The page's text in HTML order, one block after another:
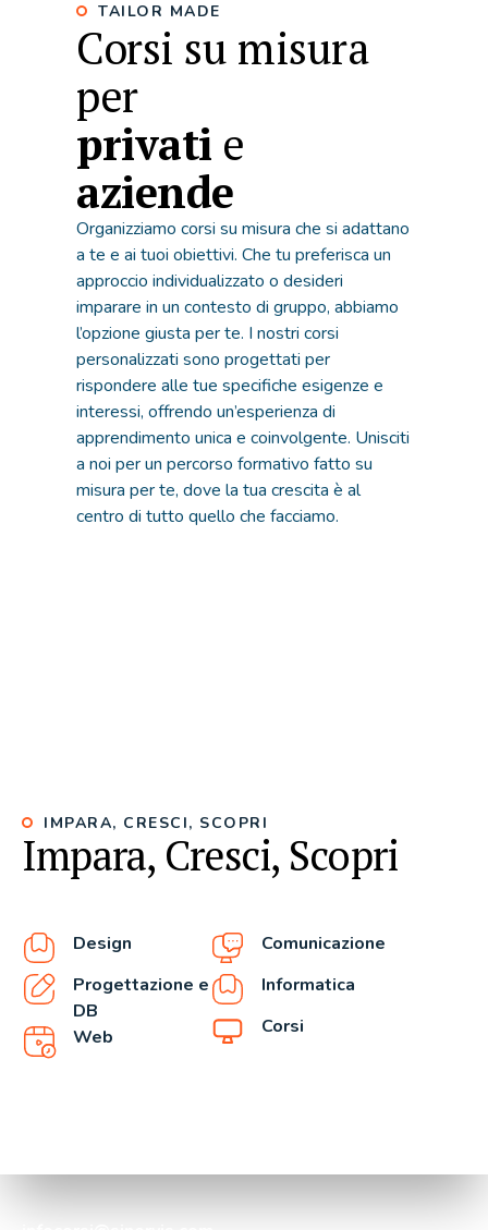
TAILOR MADE
Corsi su misura
per
privati e
aziende
Organizziamo corsi su misura che si adattano
a te e ai tuoi obiettivi. Che tu preferisca un
approccio individualizzato o desideri
imparare in un contesto di gruppo, abbiamo
l’opzione giusta per te. I nostri corsi
personalizzati sono progettati per
rispondere alle tue specifiche esigenze e
interessi, offrendo un’esperienza di
apprendimento unica e coinvolgente. Unisciti
a noi per un percorso formativo fatto su
misura per te, dove la tua crescita è al
centro di tutto quello che facciamo.
IMPARA, CRESCI, SCOPRI
Impara, Cresci, Scopri
Design
Progettazione e
DB
Web
Comunicazione
Informatica
Corsi